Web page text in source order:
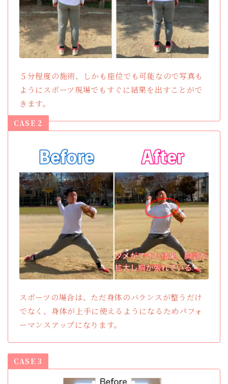
５分程度の施術、しかも座位でも可能なので写真も
ようにスポーツ現場でもすぐに結果を出すことがで
きます。
CASE 2
スポーツの場合は、ただ身体のバランスが整うだけ
でなく、身体が上手に使えるようになるためパフォ
ーマンスアップになります。
CASE 3